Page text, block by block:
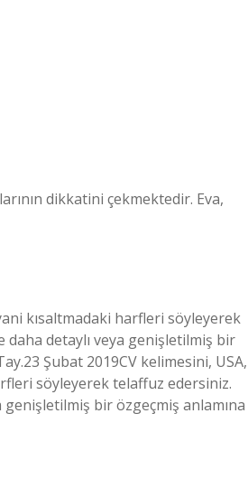
dikkatini çekmektedir. Eva,
kısaltmadaki harfleri söyleyerek
daha detaylı veya genişletilmiş bir
Şubat 2019CV kelimesini, USA,
söyleyerek telaffuz edersiniz.
bir özgeçmiş anlamına